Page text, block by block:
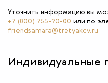
Уточнить информацию вы
+7 (800) 755-90-00 или по
friendsamara@tretyakov.ru
Индивидуальные